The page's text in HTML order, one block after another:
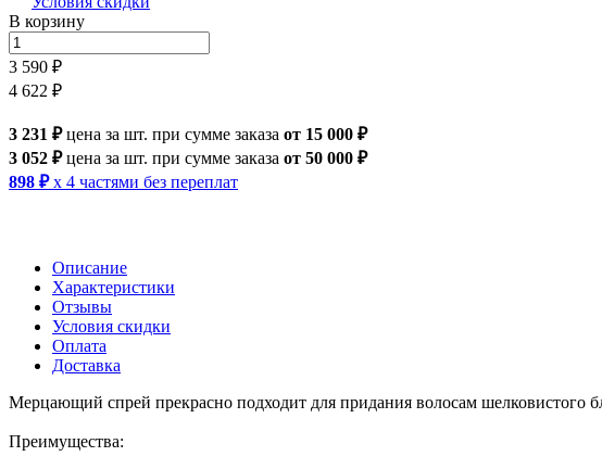
В корзину
3 590 ₽
4 622 ₽
3 231 ₽цена за шт. при сумме заказа от 15 000 ₽
3 052 ₽цена за шт. при сумме заказа от 50 000 ₽
898 ₽ x 4 частями без переплат
Описание
Характеристики
Отзывы
Условия скидки
Оплата
Доставка
Мерцающий спрей прекрасно подходит для придания волосам шелковистого
Преимущества: